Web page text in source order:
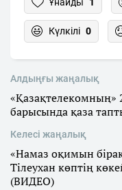
Ұнайды 1
Күлкілі 0
Алдыңғы жаңалық
«Қазақтелекомның»
барысында қаза
Келесі жаңалық
«Намаз оқимын
Тілеухан көптің
(ВИДЕО)